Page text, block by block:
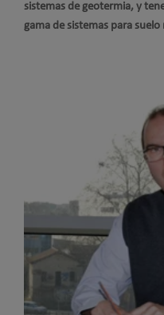
sistemas de geotermia, y
gama de sistemas para